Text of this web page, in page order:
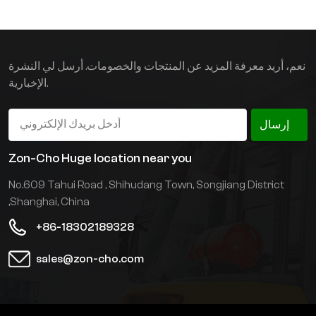
المحددة التي تفرضها
نعم، أريد معرفة المزيد عن المنتجات والخصومات. أرسل لي النشرة
الإخبارية.
إرسال
Zon-Cho Huge location near you
No.609 Tahui Road , Shihudang Town, Songjiang District
,Shanghai, China
+86-18302189328
sales@zon-cho.com